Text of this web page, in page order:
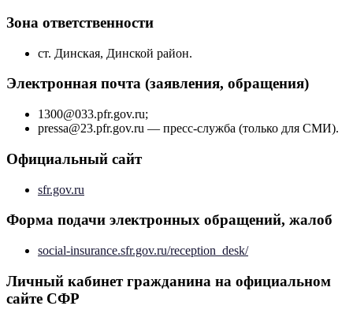
Зона ответственности
ст. Динская, Динской район.
Электронная почта (заявления, обращения)
1300@033.pfr.gov.ru;
pressa@23.pfr.gov.ru — пресс-служба (только для СМИ).
Официальный сайт
sfr.gov.ru
Форма подачи электронных обращений, жалоб
social-insurance.sfr.gov.ru/reception_desk/
Личный кабинет гражданина на официальном
сайте СФР